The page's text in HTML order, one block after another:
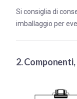
Si consiglia di
imballaggio per
2.